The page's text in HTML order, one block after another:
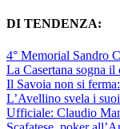
DI TENDENZA:
4° Memorial Sandro
La Casertana sogna il
Il Savoia non si
L’Avellino svela i
Ufficiale: Claudio